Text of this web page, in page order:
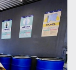
de odio y